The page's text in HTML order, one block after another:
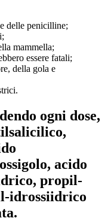
delle penicilline;
mammella;
essere fatali;
della gola e
ogni dose,
acido
propil-
idrossiidrico